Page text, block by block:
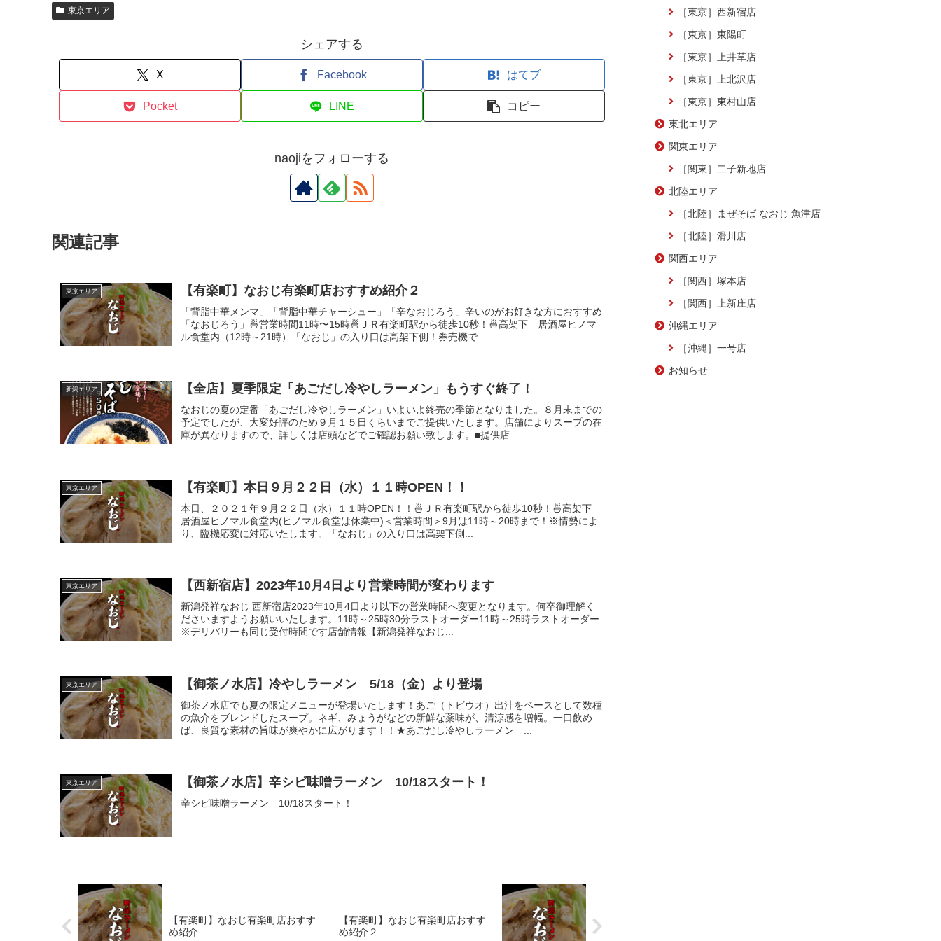
東京エリア
シェアする
X Facebook はてブ
Pocket LINE コピー
naojiをフォローする
関連記事
東京エリア 【有楽町】なおじ有楽町店おすすめ紹介２
「背脂中華メンマ」「背脂中華チャーシュー」「辛なおじろう」辛いのがお好きな方におすすめ
「なおじろう」🍜営業時間11時〜15時🍜ＪＲ有楽町駅から徒歩10秒！🍜高架下 居酒屋ヒノマ
ル食堂内（12時～21時）「なおじ」の入り口は高架下側！券売機で...
新潟エリア 【全店】夏季限定「あごだし冷やしラーメン」もうすぐ終了！
なおじの夏の定番「あごだし冷やしラーメン」いよいよ終売の季節となりました。８月末までの
予定でしたが、大変好評のため９月１５日くらいまでご提供いたします。店舗によりスープの在
庫が異なりますので、詳しくは店頭などでご確認お願い致します。■提供店...
東京エリア 【有楽町】本日９月２２日（水）１１時OPEN！！
本日、２０２１年９月２２日（水）１１時OPEN！！🍜ＪＲ有楽町駅から徒歩10秒！🍜高架下
居酒屋ヒノマル食堂内(ヒノマル食堂は休業中)＜営業時間＞9月は11時～20時まで！※情勢によ
り、臨機応変に対応いたします。「なおじ」の入り口は高架下側...
東京エリア 【西新宿店】2023年10月4日より営業時間が変わります
新潟発祥なおじ 西新宿店2023年10月4日より以下の営業時間へ変更となります。何卒御理解く
ださいますようお願いいたします。11時～25時30分ラストオーダー11時～25時ラストオーダー
※デリバリーも同じ受付時間です店舗情報【新潟発祥なおじ...
東京エリア 【御茶ノ水店】冷やしラーメン 5/18（金）より登場
御茶ノ水店でも夏の限定メニューが登場いたします！あご（トビウオ）出汁をベースとして数種
の魚介をブレンドしたスープ。ネギ、みょうがなどの新鮮な薬味が、清涼感を増幅。一口飲め
ば、良質な素材の旨味が爽やかに広がります！！★あごだし冷やしラーメン ...
東京エリア 【御茶ノ水店】辛シビ味噌ラーメン 10/18スタート！
辛シビ味噌ラーメン 10/18スタート！
【有楽町】なおじ有楽町店おすす
め紹介
【有楽町】なおじ有楽町店おすす
め紹介２
［東京］西新宿店
［東京］東陽町
［東京］上井草店
［東京］上北沢店
［東京］東村山店
東北エリア
関東エリア
［関東］二子新地店
北陸エリア
［北陸］まぜそば なおじ 魚津店
［北陸］滑川店
関西エリア
［関西］塚本店
［関西］上新庄店
沖縄エリア
［沖縄］一号店
お知らせ